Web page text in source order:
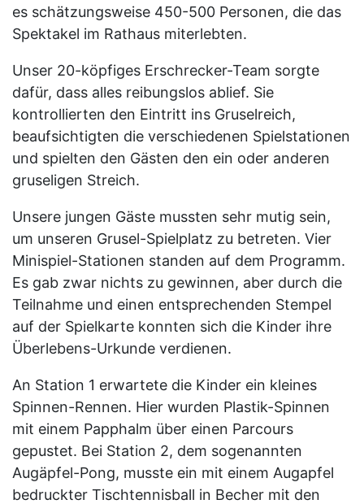
es schätzungsweise 450-500 Personen, die das
Spektakel im Rathaus miterlebten.
Unser 20-köpfiges Erschrecker-Team sorgte
dafür, dass alles reibungslos ablief. Sie
kontrollierten den Eintritt ins Gruselreich,
beaufsichtigten die verschiedenen Spielstationen
und spielten den Gästen den ein oder anderen
gruseligen Streich.
Unsere jungen Gäste mussten sehr mutig sein,
um unseren Grusel-Spielplatz zu betreten. Vier
Minispiel-Stationen standen auf dem Programm.
Es gab zwar nichts zu gewinnen, aber durch die
Teilnahme und einen entsprechenden Stempel
auf der Spielkarte konnten sich die Kinder ihre
Überlebens-Urkunde verdienen.
An Station 1 erwartete die Kinder ein kleines
Spinnen-Rennen. Hier wurden Plastik-Spinnen
mit einem Papphalm über einen Parcours
gepustet. Bei Station 2, dem sogenannten
Augäpfel-Pong, musste ein mit einem Augapfel
bedruckter Tischtennisball in Becher mit den